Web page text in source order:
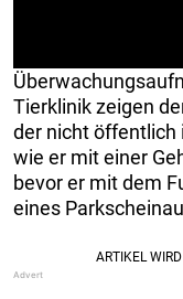
Tierklinik zeigen
der nicht öffentlich
wie er mit einer
bevor er mit dem
eines